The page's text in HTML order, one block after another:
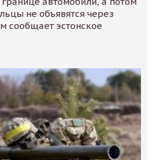
не объявятся через
сообщает эстонское